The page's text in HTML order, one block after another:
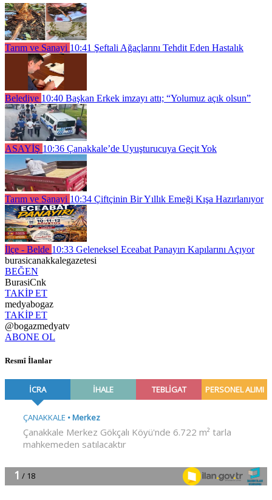
Tarım ve Sanayi 10:41 Şeftali Ağaçlarını Tehdit Eden Hastalık
Belediye 10:40 Başkan Erkek imzayı attı; “Yolumuz açık olsun”
ASAYİŞ 10:36 Çanakkale’de Uyuşturucuya Geçit Yok
Tarım ve Sanayi 10:34 Çiftçinin Bir Yıllık Emeği Kışa Hazırlanıyor
İlçe - Belde 10:33 Geleneksel Eceabat Panayırı Kapılarını Açıyor
burasicanakkalegazetesi
BEĞEN
BurasiCnk
TAKİP ET
medyabogaz
TAKİP ET
@bogazmedyatv
ABONE OL
Resmî İlanlar